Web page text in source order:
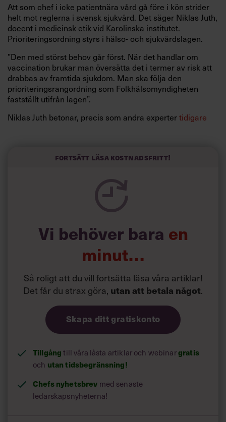
Att som chef i icke patientnära vård gå före i kön strider
helt mot reglerna i svensk sjukvård. Det säger Niklas Juth,
docent i medicinsk etik vid Karolinska institutet.
Prioriteringsordning styrs i hälso- och sjukvårdslagen.
”Den med störst behov går först. När det handlar om
vaccination brukar man översätta det i termer av risk att
drabbas av framtida sjukdom. Man ska följa den
prioriteringsrangordning som Folkhälsomyndigheten
fastställt utifrån lagen”.
Niklas Juth betonar, precis som andra expertertidigare
”Chefer ska inte lägga sig i det hela. I Sverige ska vi ha
göra, utan det är regionerna som implementerar besluten
och kallar de enskilda individerna till vaccinering.”
Att som chef gå före eller överhuvudtaget göra avsteg
rätt. Niklas Juth pekar dessutom på vådan av att börja
fundera över vem som är nyttigaste och viktigast i
Fortsätt läsa kostnadsfritt!
Vi behöver bara en
minut…
Så roligt att du vill fortsätta läsa våra artiklar!
Det får du strax göra, utan att betala något.
Skapa ditt gratiskonto
Tillgångtill våra låsta artiklar och webinargratis
och utan tidsbegränsning!
Chefs nyhetsbrev med senaste
ledarskapsnyheterna!